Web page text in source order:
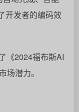
开发者的编码效
《2024福布斯AI
场潜力。